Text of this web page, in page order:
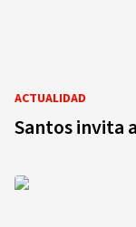
ACTUALIDAD
Santos invita